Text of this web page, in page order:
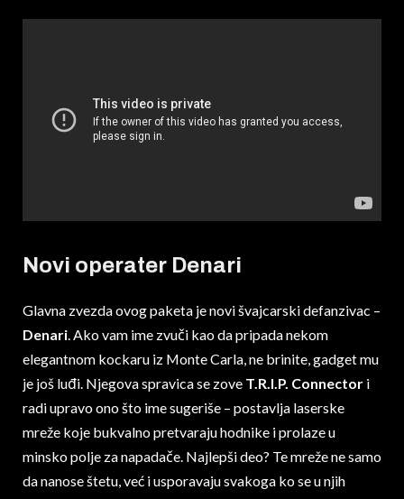
Novi operater Denari
Glavna zvezda ovog paketa je novi švajcarski defanzivac –
Denari. Ako vam ime zvuči kao da pripada nekom
elegantnom kockaru iz Monte Carla, ne brinite, gadget mu
je još luđi. Njegova spravica se zove T.R.I.P. Connector i
radi upravo ono što ime sugeriše – postavlja laserske
mreže koje bukvalno pretvaraju hodnike i prolaze u
minsko polje za napadače. Najlepši deo? Te mreže ne samo
da nanose štetu, već i usporavaju svakoga ko se u njih